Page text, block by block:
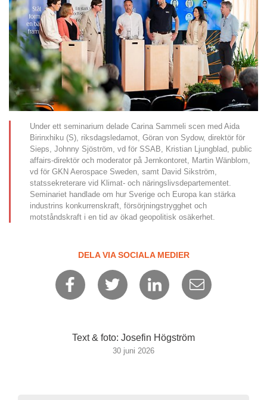
Under ett seminarium delade Carina Sammeli scen med Aida
Birinxhiku (S), riksdagsledamot, Göran von Sydow, direktör för
Sieps, Johnny Sjöström, vd för SSAB, Kristian Ljungblad, public
affairs-direktör och moderator på Jernkontoret, Martin Wänblom,
vd för GKN Aerospace Sweden, samt David Sikström,
statssekreterare vid Klimat- och näringslivsdepartementet.
Seminariet handlade om hur Sverige och Europa kan stärka
industrins konkurrenskraft, försörjningstrygghet och
motståndskraft i en tid av ökad geopolitisk osäkerhet.
DELA VIA SOCIALA MEDIER
Text & foto: Josefin Högström
30 juni 2026